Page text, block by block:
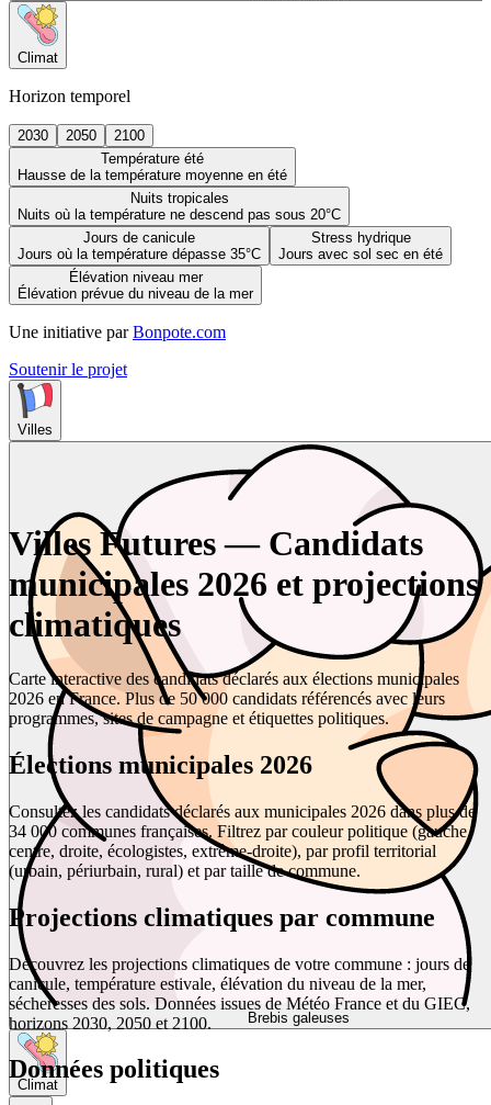
Climat
Horizon temporel
2030 2050
2100
Température été
Hausse de la température moyenne en été
Nuits tropicales
Nuits où la température ne descend pas sous 20°C
Jours de canicule
Jours où la température dépasse 35°C
Stress hydrique
Jours avec sol sec en été
Élévation niveau mer
Élévation prévue du niveau de la mer
Une initiative par Bonpote.com
Soutenir le projet
Villes
Brebis galeuses
Climat
Villes Futures — Candidats
municipales 2026 et projections
climatiques
Carte interactive des candidats déclarés aux élections municipales
2026 en France. Plus de 50 000 candidats référencés avec leurs
programmes, sites de campagne et étiquettes politiques.
Élections municipales 2026
Consultez les candidats déclarés aux municipales 2026 dans plus de
34 000 communes françaises. Filtrez par couleur politique (gauche,
centre, droite, écologistes, extrême-droite), par profil territorial
(urbain, périurbain, rural) et par taille de commune.
Projections climatiques par commune
Découvrez les projections climatiques de votre commune : jours de
canicule, température estivale, élévation du niveau de la mer,
sécheresses des sols. Données issues de Météo France et du GIEC,
horizons 2030, 2050 et 2100.
Données politiques